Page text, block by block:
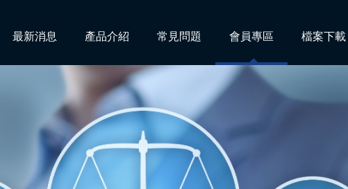
最新消息 產品介紹 常見問題 會員專區 檔案下載